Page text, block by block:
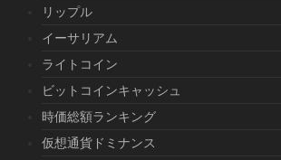
リップル
イーサリアム
ライトコイン
ビットコインキャッシュ
時価総額ランキング
仮想通貨ドミナンス